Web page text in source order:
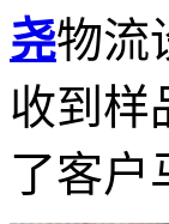
尧物流
收到样
了客户